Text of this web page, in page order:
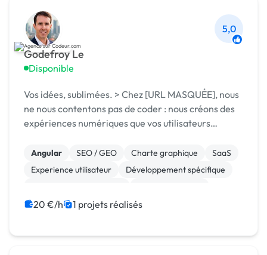
Godefroy Le
Disponible
5,0
Vos idées, sublimées. > Chez [URL MASQUÉE], nous
ne nous contentons pas de coder : nous créons des
expériences numériques que vos utilisateurs
Angular SEO / GEO Charte graphique
SaaS
Experience utilisateur
Développement spécifique
Système de paiement
Site E-commerce
20 €/h 1 projets réalisés